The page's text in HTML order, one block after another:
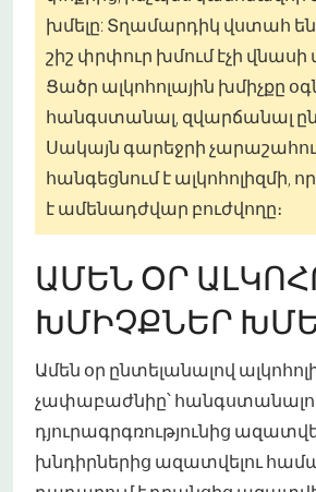
խմելը: Տղամարդիկ վստահ են,
շիշ փրփուր խմում էչի վնասի
Ցածր ալկոհոլային խմիչքը
հանգստանալ, զվարճանալ
Սակայն գարեջրի
հանգեցնում է ալկոհոլիզմի,
է ամենադժվար բուժվողը։
ԱՄԵՆ ՕՐ
ԽՄԻՉՔՆԵՐ
Ամեն օր ընտելանալով
չափաբաժնիը՝
դյուրագրգռությունից
խնդիրներից ազատվելու